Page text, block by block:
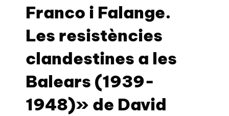
Franco i Falange.
Les resistències
clandestines a les
Balears (1939-
1948)» de David